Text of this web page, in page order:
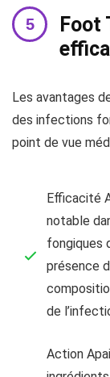
Foot
Les avantages
des infections
point de vue
Efficacité
notable
fongiques
présence
de
Action